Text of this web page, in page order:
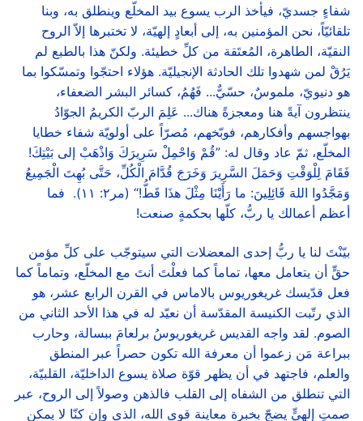
شفاءٍ جسديّ، فيأخذ الرب يسوع بيد المخلّع وينطلق به، وبنا
تلقائيّاً، نحن المؤمنين به، إلى أبعادٍ إلهيّة، لا تختبرها إلاّ الروح
النقيّة، الطاهرة، المُعتَقة من كلِّ خطيئة. ولكنّ هذا بالطبع لم
يَرُقْ لمن شهدوا تلك الحادثة الإنجيليّة. هؤلاء احتجّوا وتمسّكوا بما
هو دنيويّ، ملموسٌ، حسّيٌّ... فَهُمُ، كسائر البشر الضعفاء،
ينتظرون آيةً هنا ومعجزةً هناك... عَلِمَ الربّ الكريمُ الجوّادُ
بهواجسهم وأفكارهم، فوبّخهم، مُصرّاً على أولويّة شفاء خطايا
المخلّع، ثمّ عاد وقال له: ”قُمْ وَاحْمِلْ سَرِيرَكَ وَاذْهَبْ إلى بَيْتِكَ!
فَقَامَ لِلْوَقْتِ وَحَمَلَ السَّرِيرَ وَخَرَجَ قُدَّامَ الْكُلِّ، حَتَّى بُهِتَ الْجَمِيعُ
وَمَجَّدُوا اللهَ قَائِلِينَ: ما رَأَيْنَا مِثْلَ هذَا قَطُّ!“ (مر٢: ١١). فما
أعظم أعمالك يا ربُّ، كلّها بحكمةٍ صنعت!
بيّنْتَ لنا يا ربُّ إحدى المعضلات التي سيتوجّب على كلِّ مؤمن
حقٍّ أن يتعامل معها، تماماً كما فعلْتَ أنتَ مع المخلّع، وتماماً كما
فعل قدّيسك غريغوريوس بالاماس في القرن الرابع عشر، هو
الذي رتّبت الكنيسة المقدّسة أن نعيّد له في هذا الأحد الثاني من
الصوم. لقد واجه القديس غريغوريوسُ برلعامَ ببسالة، وحارب
ببراعة مَن زعموا أن معرفة الله تكون حصراً عبر المنطق
والعلم، فاجتهد في أن يظهر قوّة صلاة يسوع الداخليّة، القلبيّة،
التي تنطلق من الشفاه إلى القلب فالذهن وصولاً إلى الروح، عبر
صمتٍ إلهيٍّ يضجّ بخبرة معاينة قوى الله، الذي وإن كنّا لا يمكن